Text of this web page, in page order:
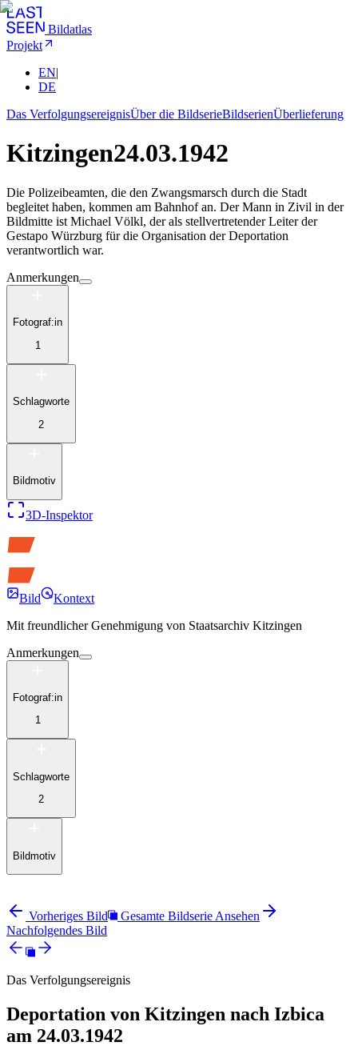
Bildatlas
Projekt
EN|
DE
Das VerfolgungsereignisÜber die BildserieBildserienÜberlieferung
Kitzingen24.03.1942
Die Polizeibeamten, die den Zwangsmarsch durch die Stadt
begleitet haben, kommen am Bahnhof an. Der Mann in Zivil in der
Bildmitte ist Michael Völkl, der als stellvertretender Leiter der
Gestapo Würzburg für die Organisation der Deportation
verantwortlich war.
Anmerkungen
Fotograf:in
1
Schlagworte
2
Bildmotiv
3D-Inspektor
Bild
Kontext
Mit freundlicher Genehmigung von Staatsarchiv Kitzingen
Anmerkungen
Fotograf:in
1
Schlagworte
2
Bildmotiv
Vorheriges Bild
Gesamte Bildserie Ansehen
Nachfolgendes Bild
Das Verfolgungsereignis
Deportation von Kitzingen nach Izbica
am 24.03.1942